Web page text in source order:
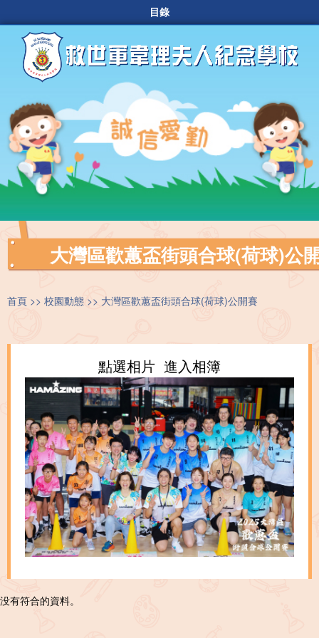
目錄
大灣區歡蕙盃街頭合球(荷球)公
首頁 校園動態 大灣區歡蕙盃街頭合球(荷球)公開賽
點選相片 進入相簿
没有符合的資料。